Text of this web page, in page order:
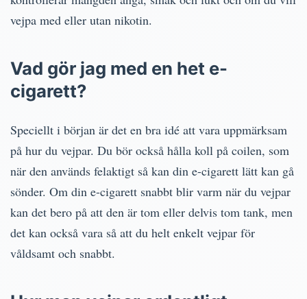
vejpa med eller utan nikotin.
Vad gör jag med en het e-
cigarett?
Speciellt i början är det en bra idé att vara uppmärksam
på hur du vejpar. Du bör också hålla koll på coilen, som
när den används felaktigt så kan din e-cigarett lätt kan gå
sönder. Om din e-cigarett snabbt blir varm när du vejpar
kan det bero på att den är tom eller delvis tom tank, men
det kan också vara så att du helt enkelt vejpar för
våldsamt och snabbt.